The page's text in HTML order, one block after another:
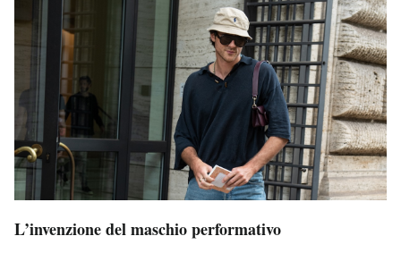
L’invenzione del maschio performativo